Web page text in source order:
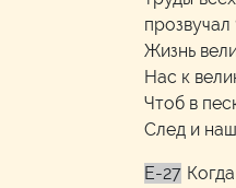
Жизнь
Нас к
Чтоб в
След и
E-27